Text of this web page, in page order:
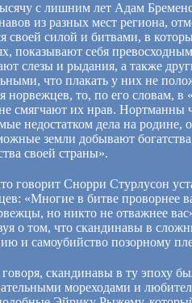
с лишним лет Адам
из разных мест региона,
своей силой и битвами, в
показывают себя
слезы и рыдания, а также
что плакать у них не
норвежцев, то, по его словам,
смягчают их нрав. Нортманны
недостатком дела на родине,
земли добывают
своей страны».
говорит Снорри Стурлусон
«Многие в битве проворнее
но никто не отважнее
о том, что скандинавы в
и самоубийство позорному
говоря, скандинавы в ту эпоху
мореходами и